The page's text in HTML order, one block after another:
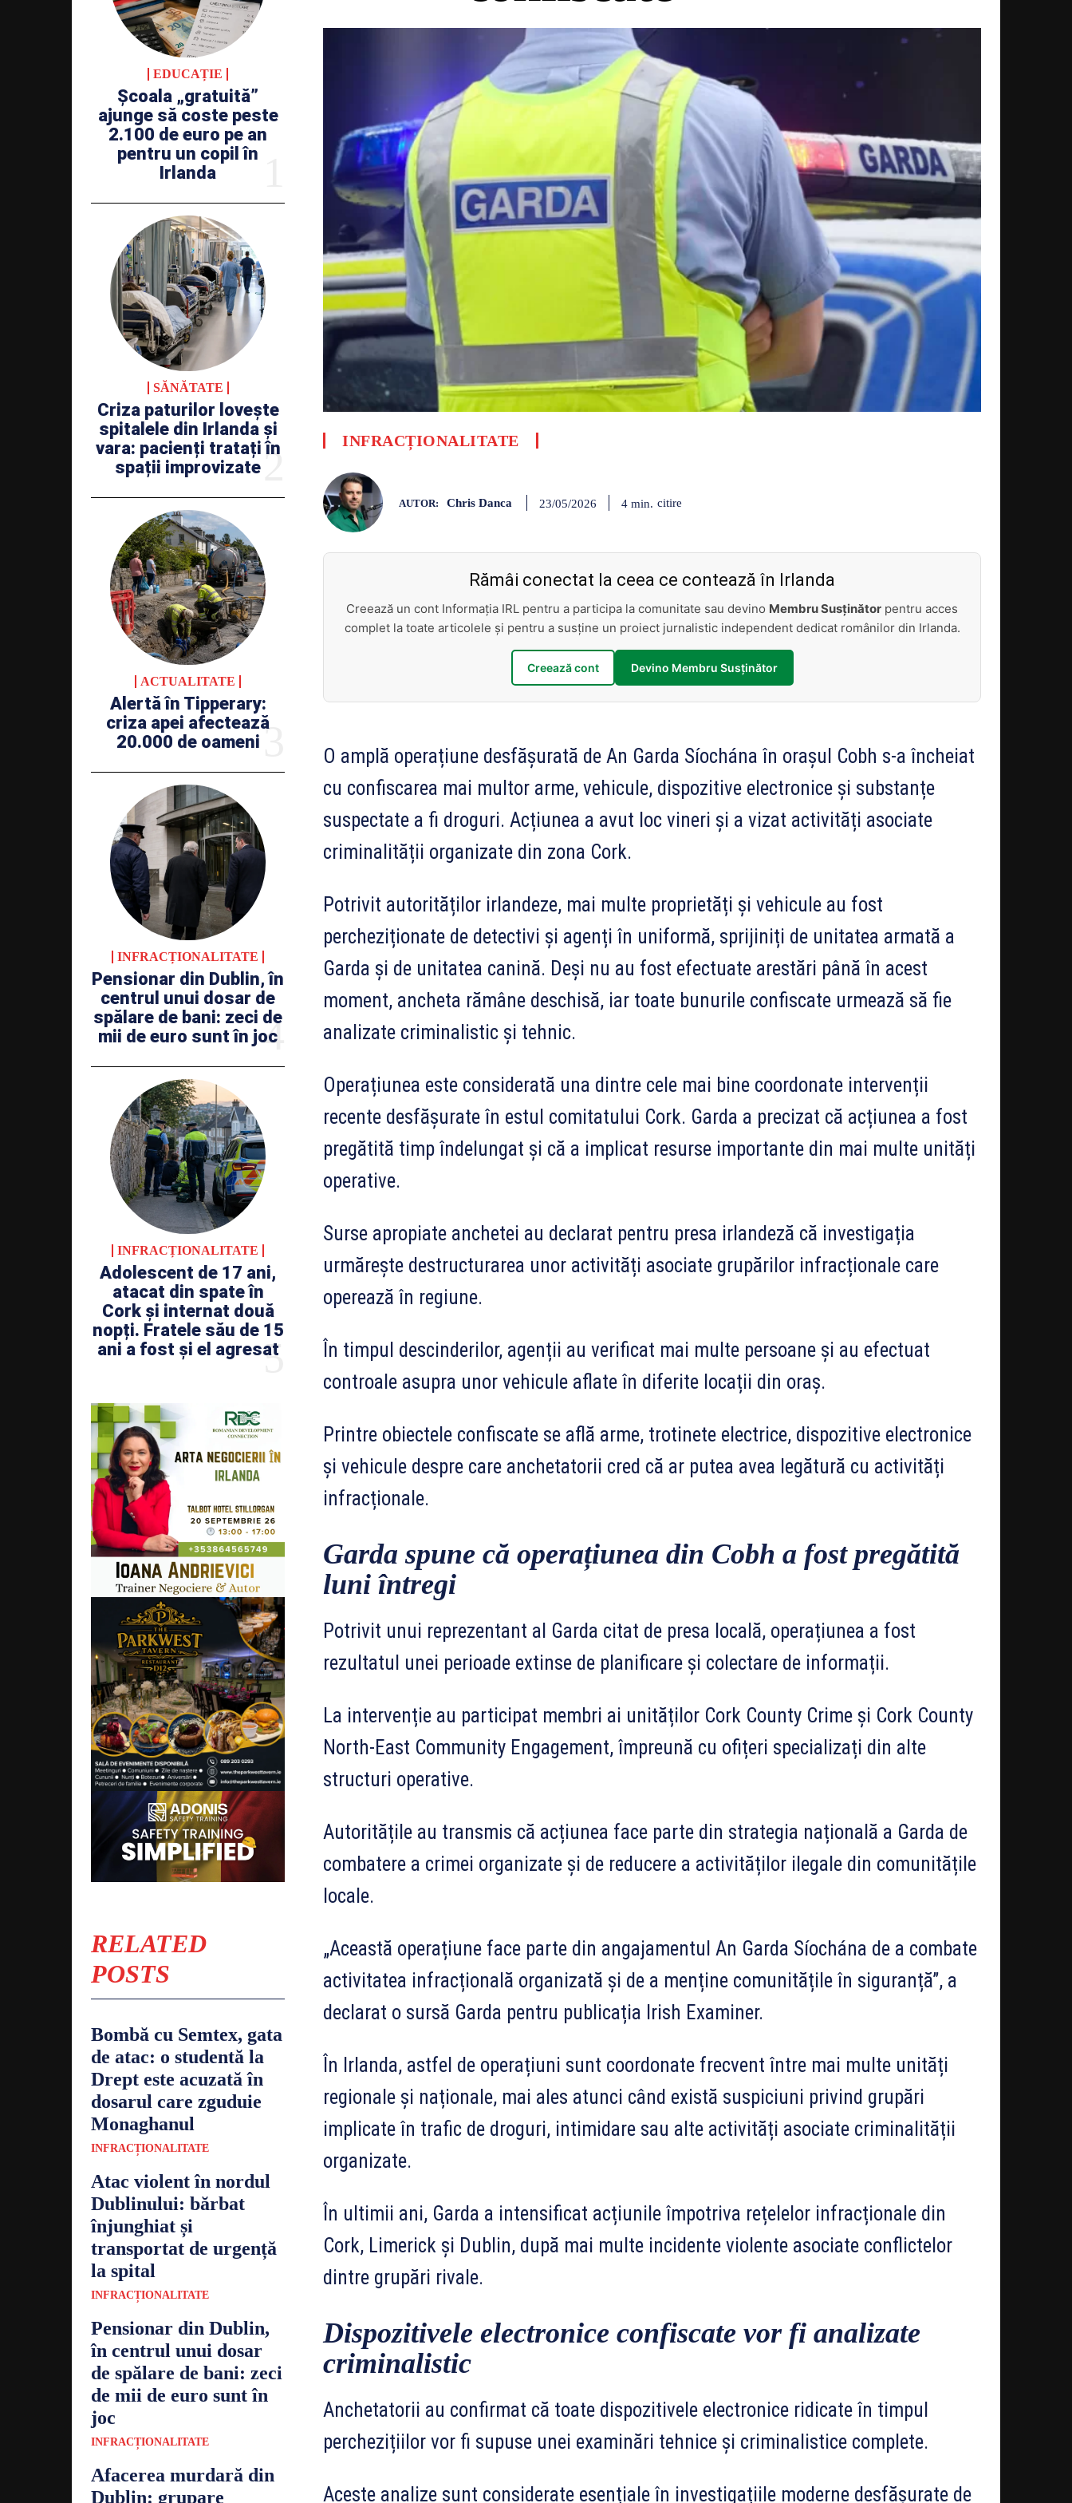
EDUCAȚIE
Școala „gratuită”
ajunge să coste peste
2.100 de euro pe an
pentru un copil în
Irlanda
SĂNĂTATE
Criza paturilor lovește
spitalele din Irlanda și
vara: pacienți tratați în
spații improvizate
ACTUALITATE
Alertă în Tipperary:
criza apei afectează
20.000 de oameni
INFRACȚIONALITATE
Pensionar din Dublin, în
centrul unui dosar de
spălare de bani: zeci de
mii de euro sunt în joc
INFRACȚIONALITATE
Adolescent de 17 ani,
atacat din spate în
Cork și internat două
nopți. Fratele său de 15
ani a fost și el agresat
RELATED
POSTS
Bombă cu Semtex, gata
de atac: o studentă la
Drept este acuzată în
dosarul care zguduie
Monaghanul
INFRACȚIONALITATE
Atac violent în nordul
Dublinului: bărbat
înjunghiat și
transportat de urgență
la spital
INFRACȚIONALITATE
Pensionar din Dublin,
în centrul unui dosar
de spălare de bani: zeci
de mii de euro sunt în
joc
INFRACȚIONALITATE
Afacerea murdară din
Dublin: grupare
INFRACȚIONALITATE
AUTOR: Chris Danca 23/05/2026 4 min. citire
Rămâi conectat la ceea ce contează în Irlanda
Creează un cont Informația IRL pentru a participa la comunitate sau devino Membru Susținător pentru acces
complet la toate articolele și pentru a susține un proiect jurnalistic independent dedicat românilor din Irlanda.
Creează cont Devino Membru Susținător
O amplă operațiune desfășurată de An Garda Síochána în orașul Cobh s-a încheiat
cu confiscarea mai multor arme, vehicule, dispozitive electronice și substanțe
suspectate a fi droguri. Acțiunea a avut loc vineri și a vizat activități asociate
criminalității organizate din zona Cork.
Potrivit autorităților irlandeze, mai multe proprietăți și vehicule au fost
percheziționate de detectivi și agenți în uniformă, sprijiniți de unitatea armată a
Garda și de unitatea canină. Deși nu au fost efectuate arestări până în acest
moment, ancheta rămâne deschisă, iar toate bunurile confiscate urmează să fie
analizate criminalistic și tehnic.
Operațiunea este considerată una dintre cele mai bine coordonate intervenții
recente desfășurate în estul comitatului Cork. Garda a precizat că acțiunea a fost
pregătită timp îndelungat și că a implicat resurse importante din mai multe unități
operative.
Surse apropiate anchetei au declarat pentru presa irlandeză că investigația
urmărește destructurarea unor activități asociate grupărilor infracționale care
operează în regiune.
În timpul descinderilor, agenții au verificat mai multe persoane și au efectuat
controale asupra unor vehicule aflate în diferite locații din oraș.
Printre obiectele confiscate se află arme, trotinete electrice, dispozitive electronice
și vehicule despre care anchetatorii cred că ar putea avea legătură cu activități
infracționale.
Garda spune că operațiunea din Cobh a fost pregătită
luni întregi
Potrivit unui reprezentant al Garda citat de presa locală, operațiunea a fost
rezultatul unei perioade extinse de planificare și colectare de informații.
La intervenție au participat membri ai unităților Cork County Crime și Cork County
North-East Community Engagement, împreună cu ofițeri specializați din alte
structuri operative.
Autoritățile au transmis că acțiunea face parte din strategia națională a Garda de
combatere a crimei organizate și de reducere a activităților ilegale din comunitățile
locale.
„Această operațiune face parte din angajamentul An Garda Síochána de a combate
activitatea infracțională organizată și de a menține comunitățile în siguranță”, a
declarat o sursă Garda pentru publicația Irish Examiner.
În Irlanda, astfel de operațiuni sunt coordonate frecvent între mai multe unități
regionale și naționale, mai ales atunci când există suspiciuni privind grupări
implicate în trafic de droguri, intimidare sau alte activități asociate criminalității
organizate.
În ultimii ani, Garda a intensificat acțiunile împotriva rețelelor infracționale din
Cork, Limerick și Dublin, după mai multe incidente violente asociate conflictelor
dintre grupări rivale.
Dispozitivele electronice confiscate vor fi analizate
criminalistic
Anchetatorii au confirmat că toate dispozitivele electronice ridicate în timpul
perchezițiilor vor fi supuse unei examinări tehnice și criminalistice complete.
Aceste analize sunt considerate esențiale în investigațiile moderne desfășurate de